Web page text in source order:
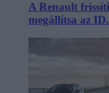
A Renault
megállítsa az